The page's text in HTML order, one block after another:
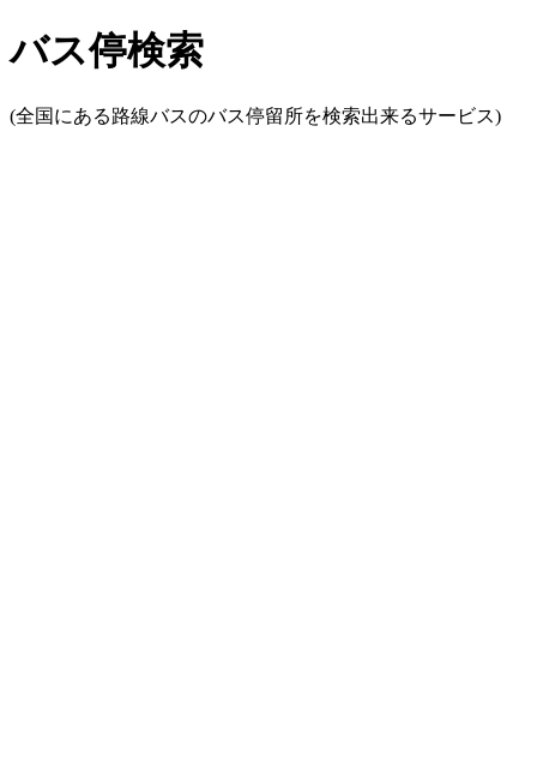
バス停検索
(全国にある路線バスのバス停留所を検索出来るサービス)